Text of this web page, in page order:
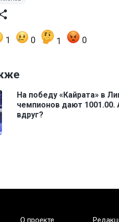
1 0 1 0
На победу «Кайрата» в
чемпионов дают 1001.00.
вдруг?
О проекте